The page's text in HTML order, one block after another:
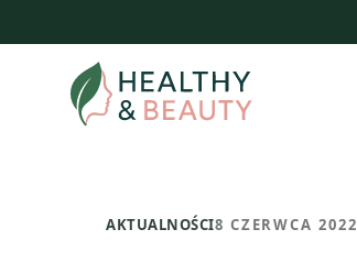
do
AKTUALNOŚCI8 CZERWCA 2022